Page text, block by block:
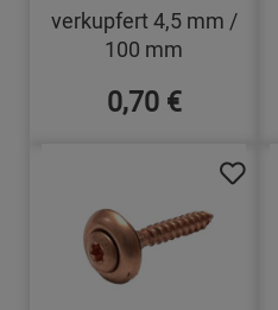
verkupfert 4,5 mm /
100 mm
0,70 €